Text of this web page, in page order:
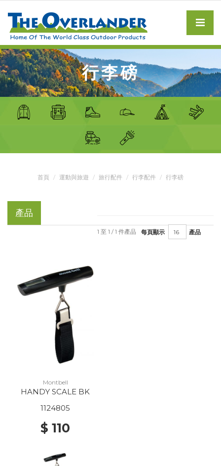
行李磅
首頁 運動與旅遊 旅行配件 行李配件 行李磅
產品
每頁顯示 產品
1 至 1 / 1 件產品
Montbell
HANDY SCALE BK
1124805
$ 110